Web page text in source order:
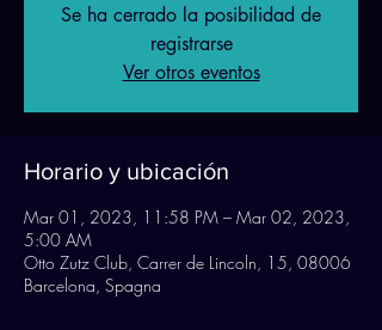
Se ha cerrado la posibilidad de
registrarse
Ver otros eventos
Horario y ubicación
Mar 01, 2023, 11:58 PM – Mar 02, 2023,
5:00 AM
Otto Zutz Club, Carrer de Lincoln, 15, 08006
Barcelona, Spagna